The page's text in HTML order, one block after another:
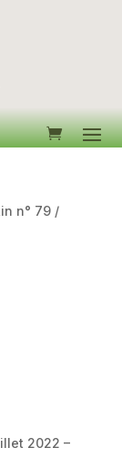
n° 79 /
2022 –